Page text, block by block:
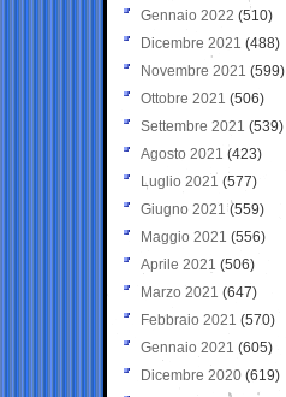
Gennaio 2022 (510)
Dicembre 2021 (488)
Novembre 2021 (599)
Ottobre 2021 (506)
Settembre 2021 (539)
Agosto 2021 (423)
Luglio 2021 (577)
Giugno 2021(559)
Maggio 2021 (556)
Aprile 2021 (506)
Marzo 2021 (647)
Febbraio 2021 (570)
Gennaio 2021 (605)
Dicembre 2020 (619)